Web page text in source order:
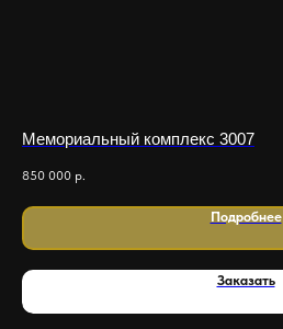
Мемориальный комплекс 3007
850 000 р.
Подробнее
Заказать